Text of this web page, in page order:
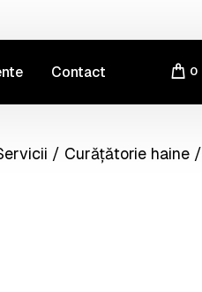
Contact 0
/ Curățătorie haine/